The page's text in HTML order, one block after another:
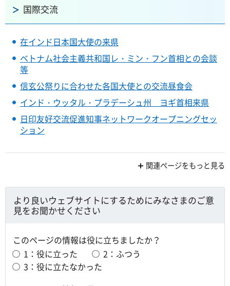
国際交流
在インド日本国大使の来県
ベトナム社会主義共和国レ・ミン・フン首相との会談
等
信玄公祭りに合わせた各国大使との交流昼食会
インド・ウッタル・プラデーシュ州 ヨギ首相来県
日印友好交流促進知事ネットワークオープニングセッ
ション
関連ページをもっと見る
より良いウェブサイトにするためにみなさまのご意
見をお聞かせください
このページの情報は役に立ちましたか？
1：役に立った
2：ふつう
3：役に立たなかった